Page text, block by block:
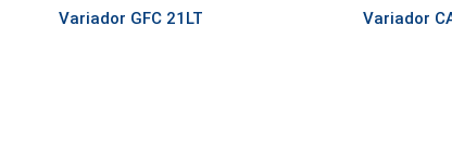
Variador GFC 21LT Variador